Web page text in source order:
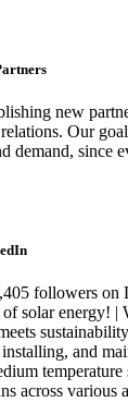
new
Our
demand, since
followers on
solar energy! |
and
across various